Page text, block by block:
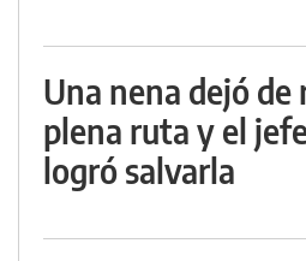
Una nena dejó de
plena ruta y el
logró salvarla